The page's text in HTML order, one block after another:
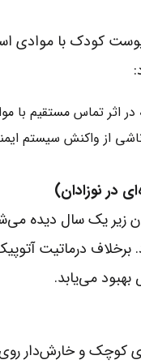
پوست کودک با موادی
در اثر تماس مستقیم با
از واکنش سیستم
در نوزادان)
زیر یک سال
درماتیت
می‌یابد.
کوچک و